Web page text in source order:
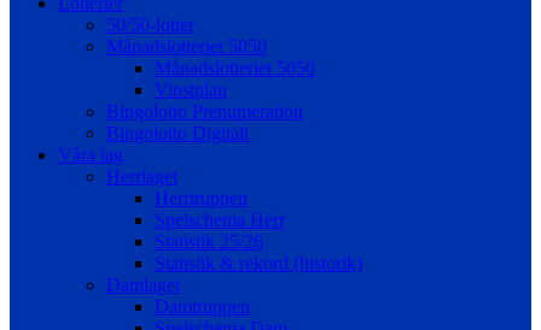
50/50-lotter
Månadslotteriet 5050
Månadslotteriet 5050
Vinstplan
Bingolotto Prenumeration
Bingolotto Digitalt
Våra lag
Herrlaget
Herrtruppen
Spelschema Herr
Statistik 25/26
Statistik & rekord (historik)
Damlaget
Damtruppen